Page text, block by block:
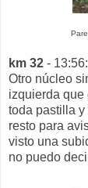
km 32 -
Otro núcleo
izquierda que
toda pastilla y
resto para
visto una
no puedo